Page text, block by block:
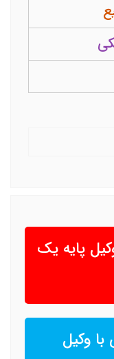
پایه یک
با وکیل